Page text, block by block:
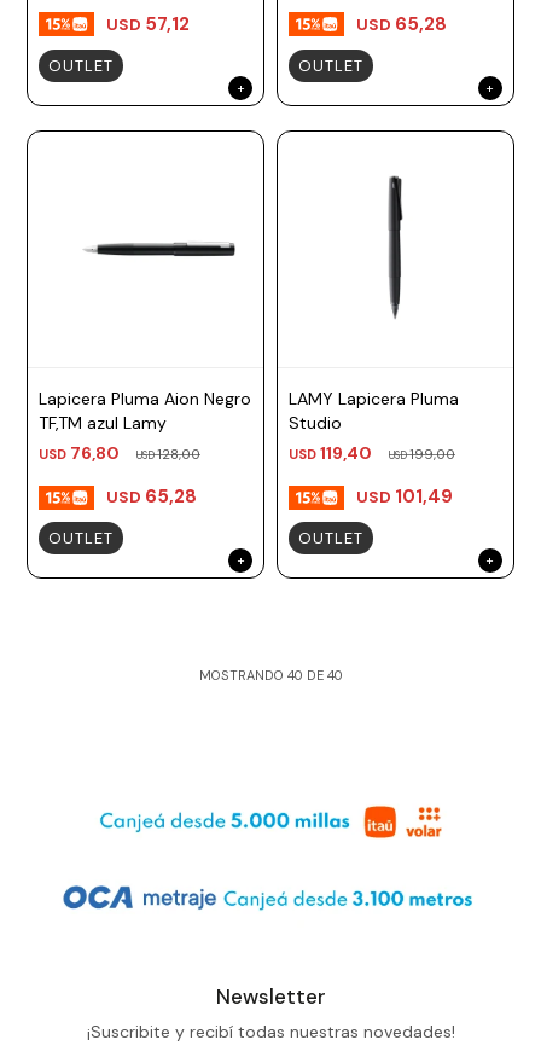
USD 57,12
OUTLET
USD 65,28
OUTLET
Lapicera Pluma Aion Negro
TF,TM azul Lamy
USD 76,80 USD128,00
USD 65,28
OUTLET
LAMY Lapicera Pluma
Studio
USD 119,40 USD199,00
USD 101,49
OUTLET
MOSTRANDO 40 DE 40
Newsletter
¡Suscribite y recibí todas nuestras novedades!